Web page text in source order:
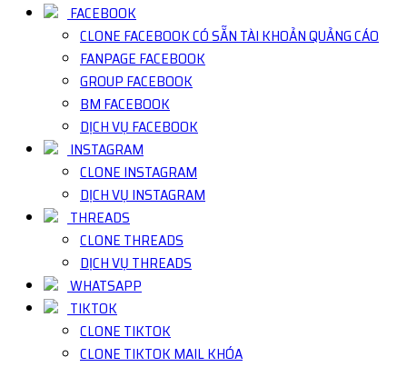
FACEBOOK
CLONE FACEBOOK CÓ SẴN TÀI KHOẢN QUẢNG CÁO
FANPAGE FACEBOOK
GROUP FACEBOOK
BM FACEBOOK
DỊCH VỤ FACEBOOK
INSTAGRAM
CLONE INSTAGRAM
DỊCH VỤ INSTAGRAM
THREADS
CLONE THREADS
DỊCH VỤ THREADS
WHATSAPP
TIKTOK
CLONE TIKTOK
CLONE TIKTOK MAIL KHÓA